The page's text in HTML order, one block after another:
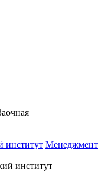
институт Менеджмент